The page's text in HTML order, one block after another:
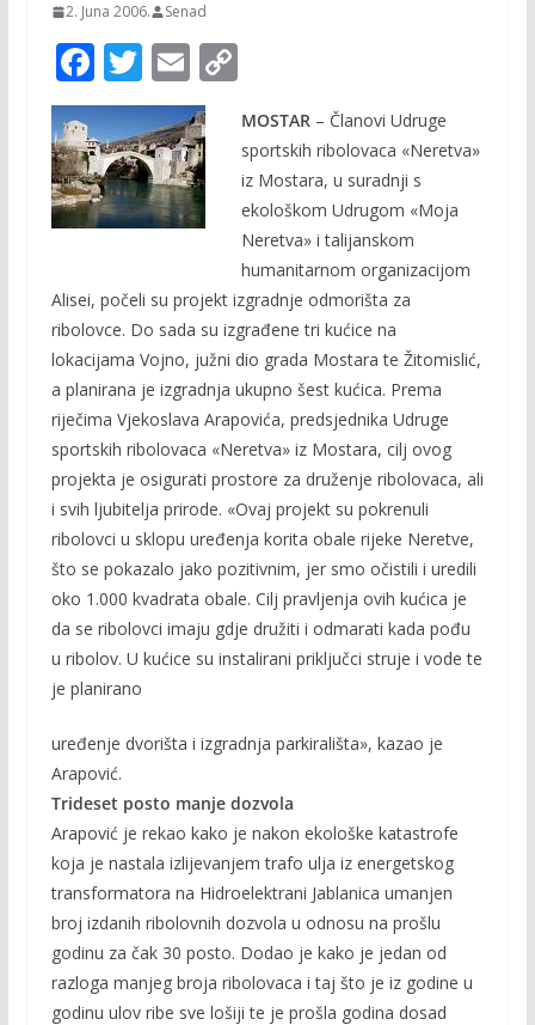
2. Juna 2006. Senad
F
ac
e
b
o
k
T
w
itt
er
E
m
ai
l
C
p
y
Li
n
k
MOSTAR– Članovi Udruge
sportskih ribolovaca «Neretva»
iz Mostara, u suradnji s
ekološkom Udrugom «Moja
Neretva» i talijanskom
humanitarnom organizacijom
Alisei, počeli su projekt izgradnje odmorišta za
ribolovce. Do sada su izgrađene tri kućice na
lokacijama Vojno, južni dio grada Mostara te Žitomislić,
a planirana je izgradnja ukupno šest kućica. Prema
riječima Vjekoslava Arapovića, predsjednika Udruge
sportskih ribolovaca «Neretva» iz Mostara, cilj ovog
projekta je osigurati prostore za druženje ribolovaca, ali
i svih ljubitelja prirode. «Ovaj projekt su pokrenuli
ribolovci u sklopu uređenja korita obale rijeke Neretve,
što se pokazalo jako pozitivnim, jer smo očistili i uredili
oko 1.000 kvadrata obale. Cilj pravljenja ovih kućica je
da se ribolovci imaju gdje družiti i odmarati kada pođu
u ribolov. U kućice su instalirani priključci struje i vode te
je planirano
uređenje dvorišta i izgradnja parkirališta», kazao je
Arapović.
Trideset posto manje dozvola
Arapović je rekao kako je nakon ekološke katastrofe
koja je nastala izlijevanjem trafo ulja iz energetskog
transformatora na Hidroelektrani Jablanica umanjen
broj izdanih ribolovnih dozvola u odnosu na prošlu
godinu za čak 30 posto. Dodao je kako je jedan od
razloga manjeg broja ribolovaca i taj što je iz godine u
godinu ulov ribe sve lošiji te je prošla godina dosad